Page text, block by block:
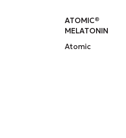
ATOMIC®
MELATONIN
Atomic